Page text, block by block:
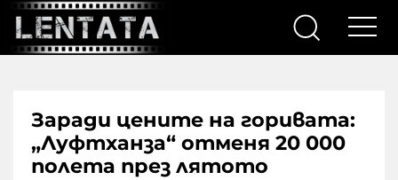
Заради цените на горивата:
„Луфтханза“ отменя 20 000
полета през лятото